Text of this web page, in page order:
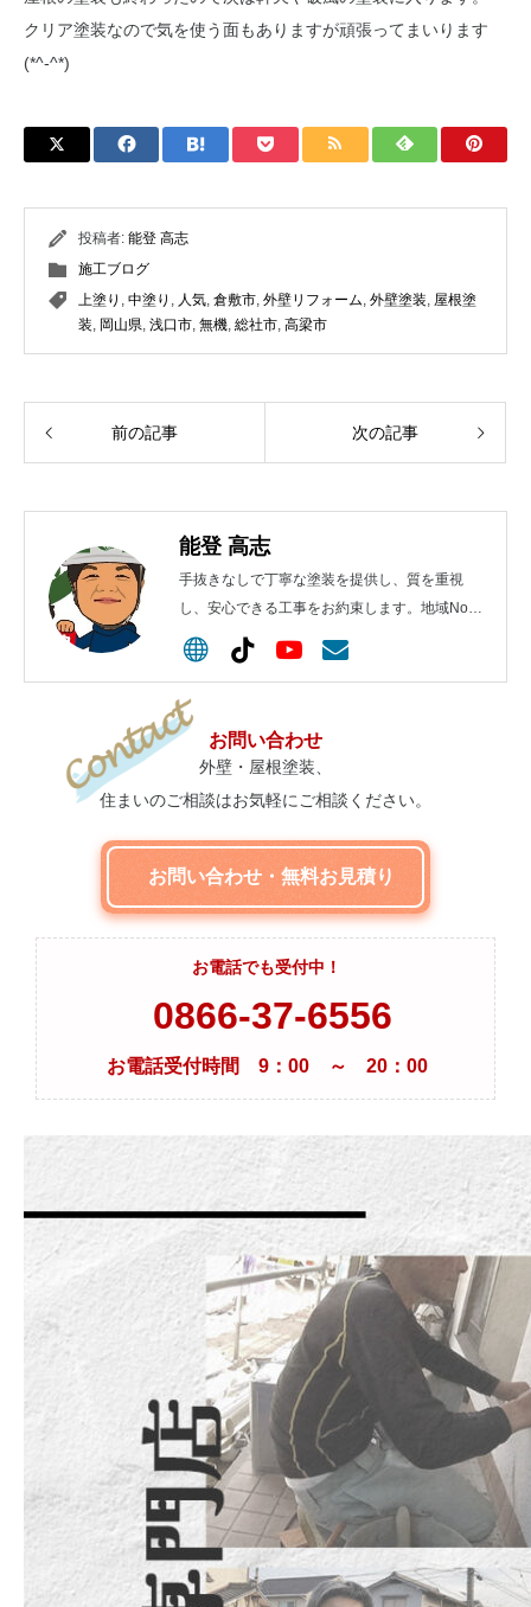
クリア塗装なので気を使う面もありますが頑張ってまいります
(*^-^*)
投稿者: 能登 高志
施工ブログ
上塗り
中塗り 人気 倉敷市 外壁リフォーム 外壁塗装 屋根塗
装 岡山県 浅口市 無機 総社市 高梁市
前の記事 次の記事
能登 高志
手抜きなしで丁寧な塗装を提供し、質を重視
し、安心できる工事をお約束します。地域No.1
を目指します！
お問い合わせ
外壁・屋根塗装、
住まいのご相談はお気軽にご相談ください。
お問い合わせ・無料お見積り
お電話でも受付中！
0866-37-6556
お電話受付時間 9：00 ～ 20：00